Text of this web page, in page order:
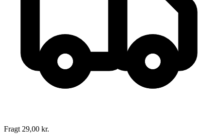
Forlaget Hovedland
28. september 1997
Fragt 29,00 kr.